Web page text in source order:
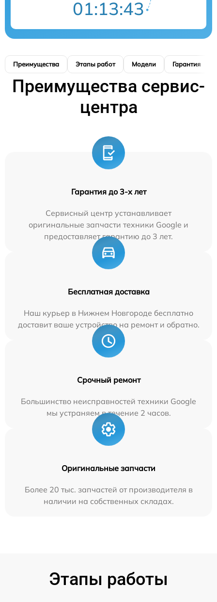
01:13:42
Преимущества Этапы работ Модели Гарантия
Преимущества сервис-
центра
Гарантия до 3-х лет
Сервисный центр устанавливает
оригинальные запчасти техники Google и
предоставляет гарантию до 3 лет.
Бесплатная доставка
Наш курьер в Нижнем Новгороде бесплатно
доставит ваше устройство на ремонт и обратно.
Срочный ремонт
Большинство неисправностей техники Google
мы устраняем в течение 2 часов.
Оригинальные запчасти
Более 20 тыс. запчастей от производителя в
наличии на собственных складах.
Этапы работы